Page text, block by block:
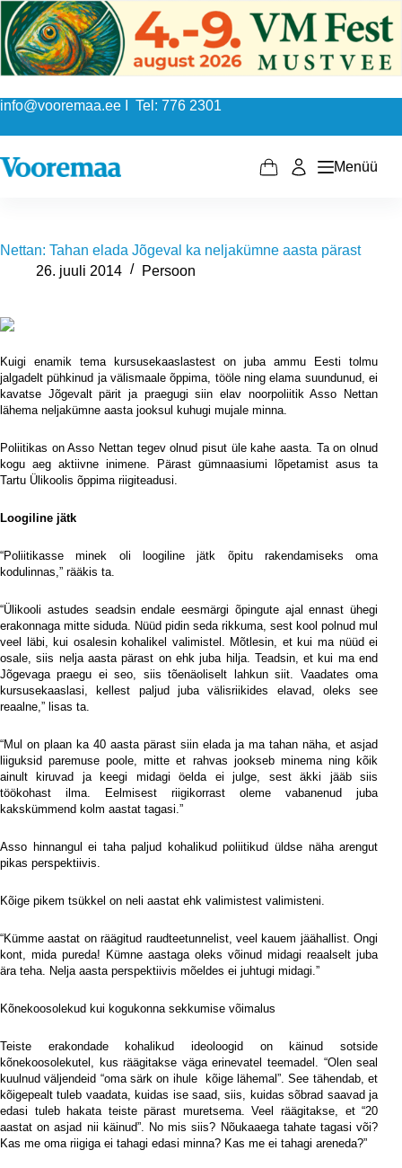
Skip
to
content
info@vooremaa.ee I Tel: 776 2301
Shopping
Menüü
Nettan: Tahan elada Jõgeval ka neljakümne aasta pärast
26. juuli 2014
Persoon
Kuigi enamik tema kursusekaaslastest on juba ammu Eesti tolmu
jalgadelt pühkinud ja välismaale õppima, tööle ning elama suundunud, ei
kavatse Jõgevalt pärit ja praegugi siin elav noorpoliitik Asso Nettan
lähema neljakümne aasta jooksul kuhugi mujale minna.
Poliitikas on Asso Nettan tegev olnud pisut üle kahe aasta. Ta on olnud
kogu aeg aktiivne inimene. Pärast gümnaasiumi lõpetamist asus ta
Tartu Ülikoolis õppima riigiteadusi.
Loogiline jätk
“Poliitikasse minek oli loogiline jätk õpitu rakendamiseks oma
kodulinnas,” rääkis ta.
“Ülikooli astudes seadsin endale eesmärgi õpingute ajal ennast ühegi
erakonnaga mitte siduda. Nüüd pidin seda rikkuma, sest kool polnud mul
veel läbi, kui osalesin kohalikel valimistel. Mõtlesin, et kui ma nüüd ei
osale, siis nelja aasta pärast on ehk juba hilja. Teadsin, et kui ma end
Jõgevaga praegu ei seo, siis tõenäoliselt lahkun siit. Vaadates oma
kursusekaaslasi, kellest paljud juba välisriikides elavad, oleks see
reaalne,” lisas ta.
“Mul on plaan ka 40 aasta pärast siin elada ja ma tahan näha, et asjad
liiguksid paremuse poole, mitte et rahvas jookseb minema ning kõik
ainult kiruvad ja keegi midagi öelda ei julge, sest äkki jääb siis
töökohast ilma. Eelmisest riigikorrast oleme vabanenud juba
kakskümmend kolm aastat tagasi.”
Asso hinnangul ei taha paljud kohalikud poliitikud üldse näha arengut
pikas perspektiivis.
Kõige pikem tsükkel on neli aastat ehk valimistest valimisteni.
“Kümme aastat on räägitud raudteetunnelist, veel kauem jäähallist. Ongi
kont, mida pureda! Kümne aastaga oleks võinud midagi reaalselt juba
ära teha. Nelja aasta perspektiivis mõeldes ei juhtugi midagi.”
Kõnekoosolekud kui kogukonna sekkumise võimalus
Teiste erakondade kohalikud ideoloogid on käinud sotside
kõnekoosolekutel, kus räägitakse väga erinevatel teemadel. “Olen seal
kuulnud väljendeid “oma särk on ihule
kõige lähemal”. See tähendab, et
kõigepealt tuleb vaadata, kuidas ise saad, siis, kuidas sõbrad saavad ja
edasi tuleb hakata teiste pärast muretsema. Veel räägitakse, et “20
aastat on asjad nii käinud”. No mis siis? Nõukaaega tahate tagasi või?
Kas me oma riigiga ei tahagi edasi minna? Kas me ei tahagi areneda?”